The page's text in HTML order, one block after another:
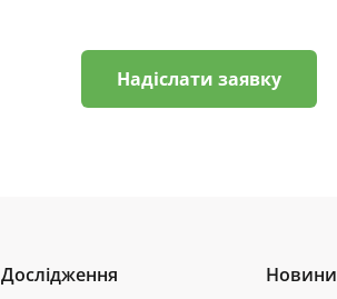
Надіслати заявку
Дослідження Новини